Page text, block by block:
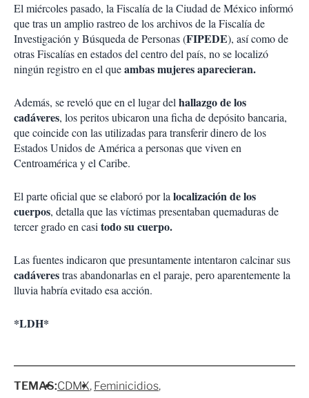
El miércoles pasado, la Fiscalía de la Ciudad de México informó
que tras un amplio rastreo de los archivos de la Fiscalía de
Investigación y Búsqueda de Personas (FIPEDE), así como de
otras Fiscalías en estados del centro del país, no se localizó
ningún registro en el queambas mujeres aparecieran.
Además, se reveló que en el lugar delhallazgo de los
cadáveres, los peritos ubicaron una ficha de depósito bancaria,
que coincide con las utilizadas para transferir dinero de los
Estados Unidos de América a personas que viven en
Centroamérica y el Caribe.
El parte oficial que se elaboró por lalocalización de los
cuerpos, detalla que las víctimas presentaban quemaduras de
tercer grado en casitodo su cuerpo.
Las fuentes indicaron que presuntamente intentaron calcinar sus
cadáverestras abandonarlas en el paraje, pero aparentemente la
lluvia habría evitado esa acción.
*LDH*
TEMAS:CDMX Feminicidios